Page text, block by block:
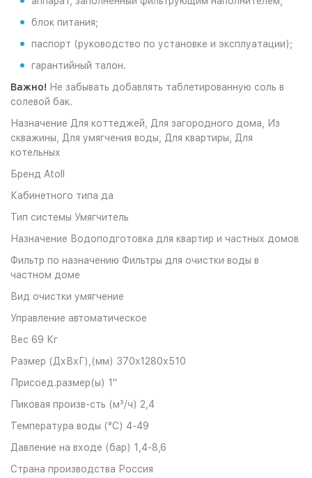
блок питания;
паспорт (руководство по установке и эксплуатации);
гарантийный талон.
Важно! Не забывать добавлять таблетированную соль в
солевой бак.
Назначение Для коттеджей, Для загородного дома, Из
скважины, Для умягчения воды, Для квартиры, Для
котельных
Бренд Atoll
Кабинетного типа да
Тип системы Умягчитель
Назначение Водоподготовка для квартир и частных домов
Фильтр по назначению Фильтры для очистки воды в
частном доме
Вид очистки умягчение
Управление автоматическое
Вес 69 Кг
Размер (ДхВхГ),(мм) 370x1280х510
Присоед.размер(ы) 1"
Пиковая произв-сть (м³/ч) 2,4
Температура воды (°С) 4-49
Давление на входе (бар) 1,4-8,6
Страна производства Россия